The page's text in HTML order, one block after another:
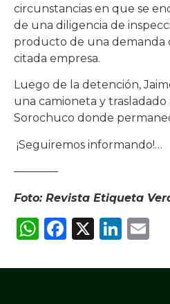
circunstancias en que se
de una diligencia de
producto de una demanda
citada empresa.
Luego de la detención,
una camioneta y
Sorochuco donde
¡Seguiremos informando!…
————
Foto: Revista Etiqueta
WhatsApp
Facebook
X